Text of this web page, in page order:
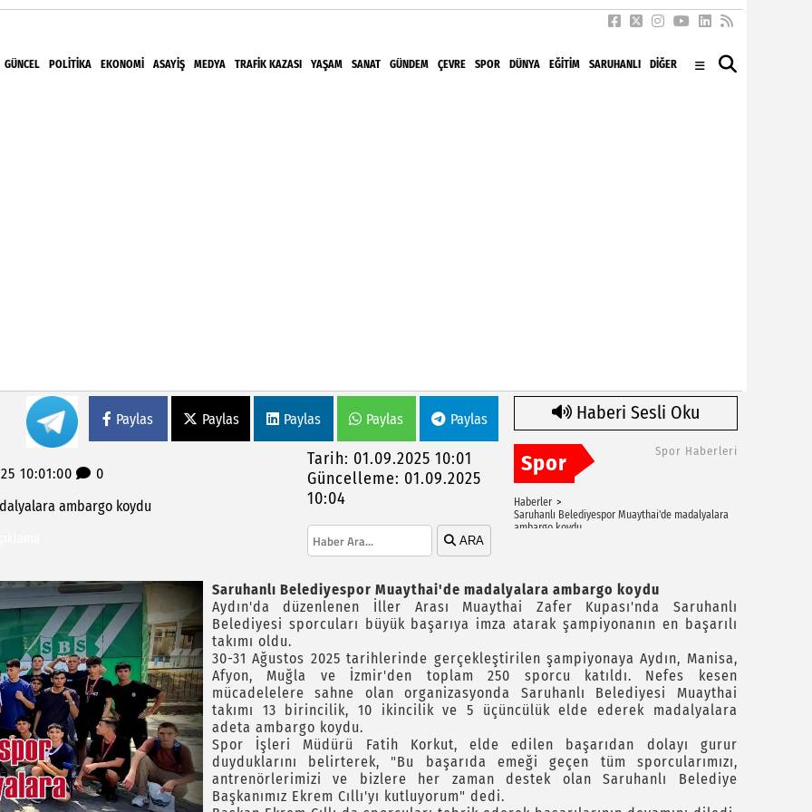
GÜNCEL POLITIKA EKONOMI ASAYIŞ MEDYA TRAFIK KAZASI YAŞAM SANAT GÜNDEM ÇEVRE SPOR DÜNYA EĞITIM SARUHANLI DİĞER
ambargo koydu
İncelemelerde Bulundu, Develi Mahallesi’nde
bizleri yıldıramayacaksınız"
Saruhanlı Belediyespor Muaythai'de madalyalara ambargo koydu
Aydın'da düzenlenen İller Arası Muaythai Zafer Kupası'nda Saruhanlı
Belediyesi sporcuları büyük başarıya imza atarak şampiyonanın en başarılı
takımı oldu.
30-31 Ağustos 2025 tarihlerinde gerçekleştirilen şampiyonaya Aydın, Manisa,
Afyon, Muğla ve İzmir'den toplam 250 sporcu katıldı. Nefes kesen
mücadelelere sahne olan organizasyonda Saruhanlı Belediyesi Muaythai
takımı 13 birincilik, 10 ikincilik ve 5 üçüncülük elde ederek madalyalara
adeta ambargo koydu.
Spor İşleri Müdürü Fatih Korkut, elde edilen başarıdan dolayı gurur
duyduklarını belirterek, "Bu başarıda emeği geçen tüm sporcularımızı,
antrenörlerimizi ve bizlere her zaman destek olan Saruhanlı Belediye
Başkanımız Ekrem Cıllı'yı kutluyorum" dedi.
10:01:00 0
Paylas Paylas Paylas Paylas Paylas
Tarih: 01.09.2025 10:01
Güncelleme: 01.09.2025
10:04
ARA
Haberi Sesli Oku
Spor Spor Haberleri
Haberler
Saruhanlı Belediyespor Muaythai'de madalyalara
ambargo koydu